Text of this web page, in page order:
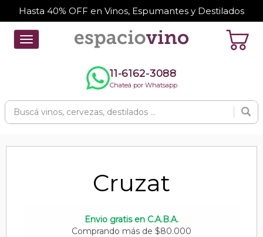
Hasta 40% OFF en Vinos, Espumantes y Destilados
Toggle
navigation
11-6162-3088
Chateá por Whatsapp
Cruzat
Envio gratis en C.A.B.A.
Comprando más de $80.000